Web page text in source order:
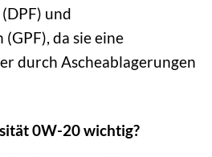
und
da sie eine
durch Ascheablagerungen
0W-20 wichtig?